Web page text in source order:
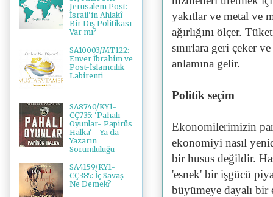
yakıtlar ve metal ve
ağırlığını ölçer.
sınırlara geri çeker
anlamına gelir.
Politik seçim
Ekonomilerimizin
ekonomiyi nasıl
bir husus değildir.
'esnek' bir işgücü
büyümeye dayalı bir
Jerusalem Post:
İsrail'in Ahlakî
Bir Dış Politikası
Var mı?
SA10003/MT122:
Enver İbrahim ve
Post-İslamcılık
Labirenti
SA8740/KY1-
CÇ735: 'Pahalı
Oyunlar- Papirüs
Halka' - Ya da
Yazarın
Sorumluluğu-
SA4159/KY1-
CÇ385: İç Savaş
Ne Demek?